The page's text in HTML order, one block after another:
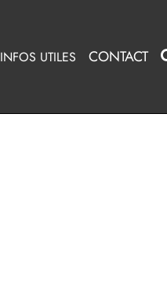
INFOS UTILES CONTACT